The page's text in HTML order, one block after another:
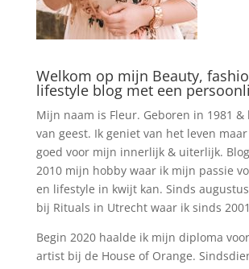
Welkom op mijn Beauty,
lifestyle blog met een
Mijn naam is Fleur. Geboren in 1981 &
van geest. Ik geniet van het leven
goed voor mijn innerlijk & uiterlijk.
2010 mijn hobby waar ik mijn passie
en lifestyle in kwijt kan. Sinds
bij Rituals in Utrecht waar ik sinds
Begin 2020 haalde ik mijn diploma
artist bij de House of Orange.